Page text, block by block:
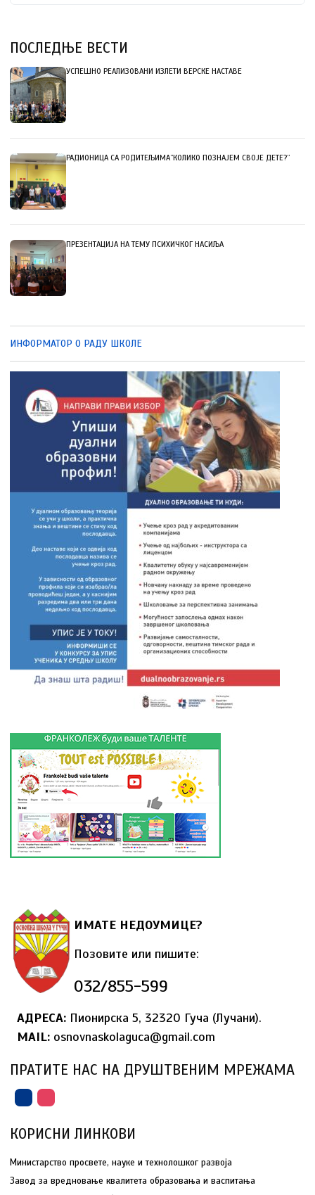
Аплаузом су нас поздравили и ученици и наставници,
пожелевши нам успех у даљем раду.
Само заједно удруженим снагама настављамо даље.
Ученички парламент смо сви ми,само су неке од порука!
Извештај поднео координатор Ученичког парламента,
Јелена Вукашиновић - педагог.
ПОСЛЕДЊЕ ВЕСТИ
УСПЕШНО РЕАЛИЗОВАНИ ИЗЛЕТИ ВЕРСКЕ НАСТАВЕ
РАДИОНИЦА СА РОДИТЕЉИМА”КОЛИКО ПОЗНАЈЕМ СВОЈЕ ДЕТЕ?”
ПРЕЗЕНТАЦИЈА НА ТЕМУ ПСИХИЧКОГ НАСИЉА
ИНФОРМАТОР О РАДУ ШКОЛЕ
ИМАТЕ НЕДОУМИЦЕ?
Позовите или пишите:
032/855-599
АДРЕСА: Пионирска 5, 32320 Гуча (Лучани).
MAIL: osnovnaskolaguca@gmail.com
ПРАТИТЕ НАС НА ДРУШТВЕНИМ МРЕЖАМА
КОРИСНИ ЛИНКОВИ
Министарство просвете, науке и технолошког развоја
Завод за вредновање квалитета образовања и васпитања